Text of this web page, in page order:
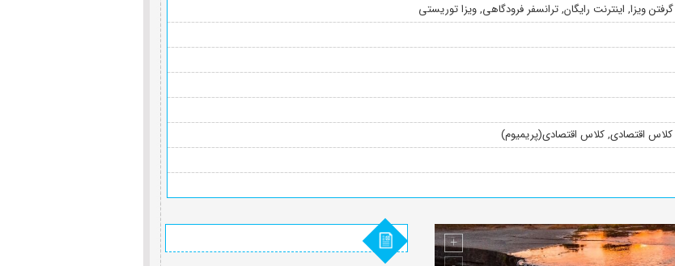
گرفتن ویزا, اینترنت رایگان, ترانسفر فرودگاهی, ویزا توریستی
کلاس اقتصادی, کلاس اقتصادی(پریمیوم)